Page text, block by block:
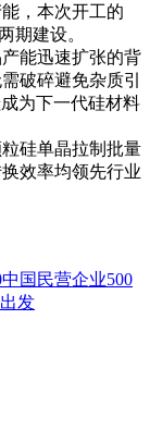
，本次开工的
期建设。
能迅速扩张的背
破碎避免杂质引
为下一代硅材料
硅单晶拉制批量
效率均领先行业
国民营企业500
发